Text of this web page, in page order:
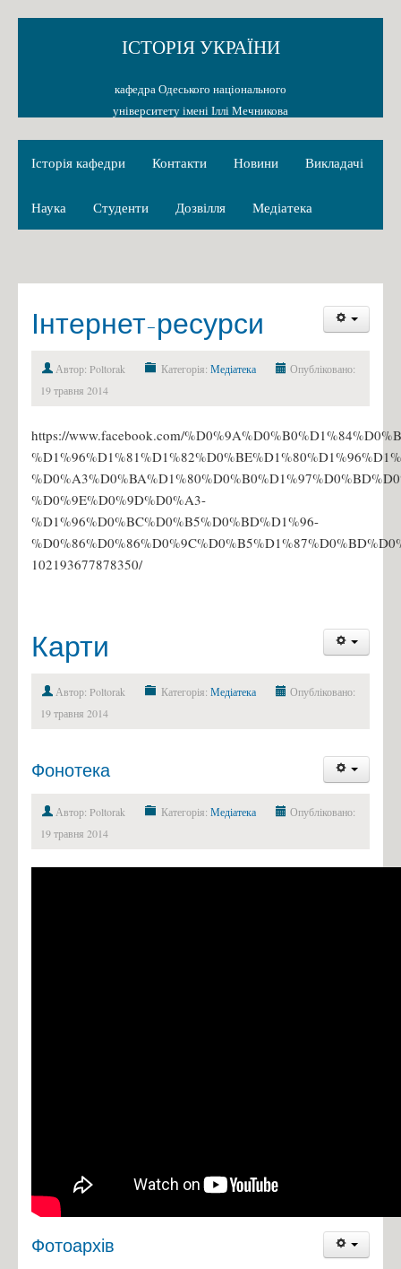
ІСТОРІЯ УКРАЇНИ
кафедра Одеського національного
університету імені Іллі Мечникова
Історія кафедри Контакти Новини Викладачі
Наука Студенти Дозвілля Медіатека
Інтернет-ресурси
Автор: Poltorak Категорія: Медіатека
Опубліковано:
19 травня 2014
https://www.facebook.com/
%D0%9E%D0%9D%D0%A3-
%D1%96%D0%BC%D0%B5%D0%BD%D1%96-
102193677878350/
Карти
Автор: Poltorak Категорія: Медіатека
Опубліковано:
19 травня 2014
Фонотека
Автор: Poltorak Категорія: Медіатека
Опубліковано:
19 травня 2014
Фотоархів